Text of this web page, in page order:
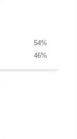
%
54
%
46